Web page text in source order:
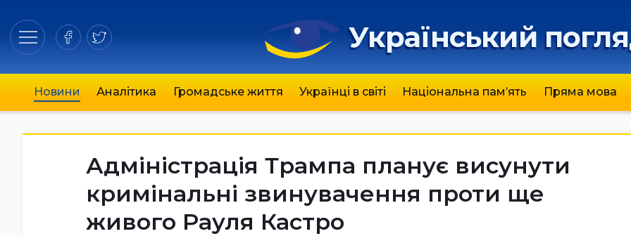
Український
Новини Аналітика Громадське життя Українці в світі Національна пам’ять Пряма мова
Адміністрація Трампа планує висунути
кримінальні звинувачення проти ще
живого Рауля Кастро